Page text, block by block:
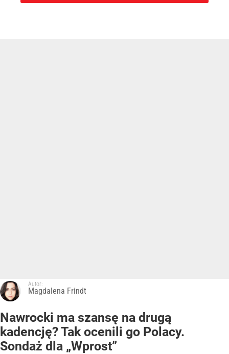
Autor:
Magdalena Frindt
Nawrocki ma szansę na drugą
kadencję? Tak ocenili go Polacy.
Sondaż dla „Wprost”